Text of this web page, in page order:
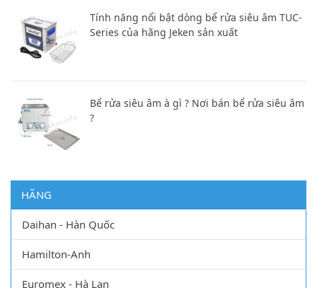
Tính năng nổi bật dòng bể rửa siêu âm TUC-
Series của hãng Jeken sản xuất
Bể rửa siêu âm à gì ? Nơi bán bể rửa siêu âm
?
HÃNG
Daihan - Hàn Quốc
Hamilton-Anh
Euromex - Hà Lan